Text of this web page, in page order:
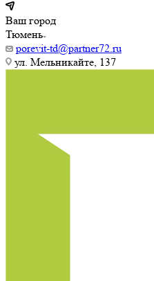
Ваш город
Тюмень
porevit-td@partner72.ru
ул. Мельникайте, 137